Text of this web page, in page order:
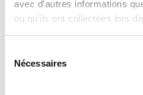
avec d'autres informations
ou qu'ils ont collectées lors
services.
Nécessaires
QUALIFIÉS